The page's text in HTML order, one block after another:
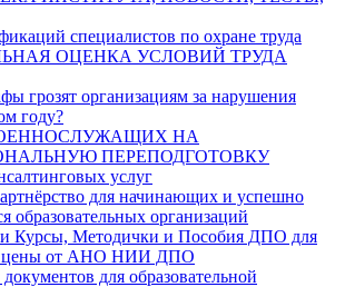
специалистов по охране труда
ОЦЕНКА УСЛОВИЙ ТРУДА
грозят организациям за нарушения
году?
НА
ПЕРЕПОДГОТОВКУ
услуг
для начинающих и успешно
образовательных организаций
Курсы, Методички и Пособия ДПО для
цены от АНО НИИ ДПО
для образовательной